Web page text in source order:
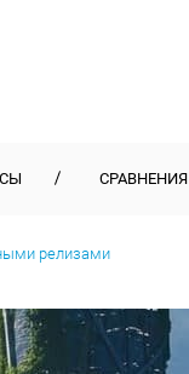
СРАВНЕНИЯ
релизами